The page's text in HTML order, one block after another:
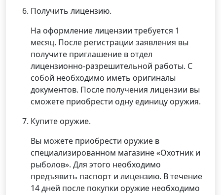
Получить лицензию.
На оформление лицензии требуется 1
месяц. После регистрации заявления вы
получите приглашение в отдел
лицензионно-разрешительной работы. С
собой необходимо иметь оригиналы
документов. После получения лицензии вы
сможете приобрести одну единицу оружия.
Купите оружие.
Вы можете приобрести оружие в
специализированном магазине «Охотник и
рыболов». Для этого необходимо
предъявить паспорт и лицензию. В течение
14 дней после покупки оружие необходимо